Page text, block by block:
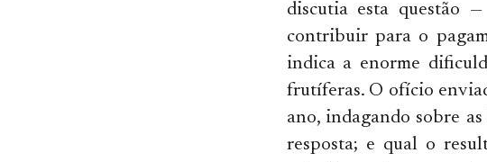
discutia esta questão
contribuir para o
indica a enorme
frutíferas. O ofício
ano, indagando sobre
resposta; e qual o